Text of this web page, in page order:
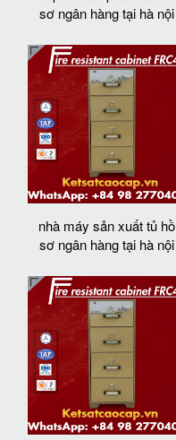
sơ ngân hàng tại hà nội
nhà máy sản xuất tủ hồ
sơ ngân hàng tại hà nội